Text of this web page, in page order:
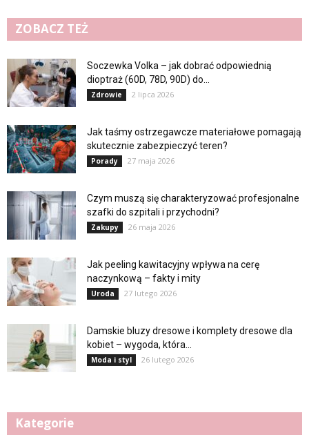
ZOBACZ TEŻ
Soczewka Volka – jak dobrać odpowiednią
dioptraż (60D, 78D, 90D) do...
Zdrowie 2 lipca 2026
Jak taśmy ostrzegawcze materiałowe pomagają
skutecznie zabezpieczyć teren?
Porady 27 maja 2026
Czym muszą się charakteryzować profesjonalne
szafki do szpitali i przychodni?
Zakupy 26 maja 2026
Jak peeling kawitacyjny wpływa na cerę
naczynkową – fakty i mity
Uroda 27 lutego 2026
Damskie bluzy dresowe i komplety dresowe dla
kobiet – wygoda, która...
Moda i styl 26 lutego 2026
Kategorie